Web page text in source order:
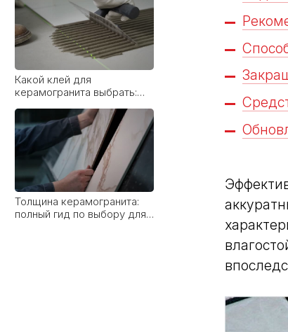
Толщина керамогранита:
полный гид по выбору для
От классики до лофта:
какие стили дружат с